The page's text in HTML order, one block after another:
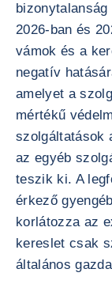
2026-ban és
vámok és a
negatív
amelyet a
mértékű
szolgáltatások
az egyéb
teszik ki. A
érkező
korlátozza az
kereslet csak
általános